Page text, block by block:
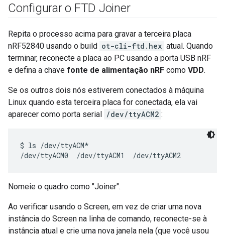
Configurar o FTD Joiner
Repita o processo acima para gravar a terceira placa
nRF52840 usando o build ot-cli-ftd.hex atual. Quando
terminar, reconecte a placa ao PC usando a porta USB nRF
e defina a chave fonte de alimentação nRF como VDD.
Se os outros dois nós estiverem conectados à máquina
Linux quando esta terceira placa for conectada, ela vai
aparecer como porta serial /dev/ttyACM2 :
$ ls /dev/ttyACM*
Nomeie o quadro como "Joiner".
Ao verificar usando o Screen, em vez de criar uma nova
instância do Screen na linha de comando, reconecte-se à
instância atual e crie uma nova janela nela (que você usou